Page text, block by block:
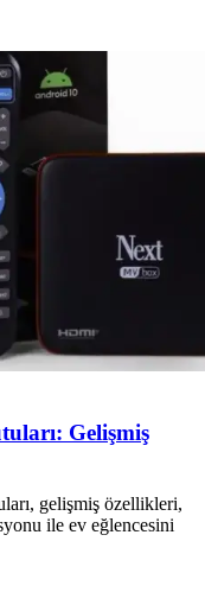
Gelişmiş
gelişmiş özellikleri,
ile ev eğlencesini